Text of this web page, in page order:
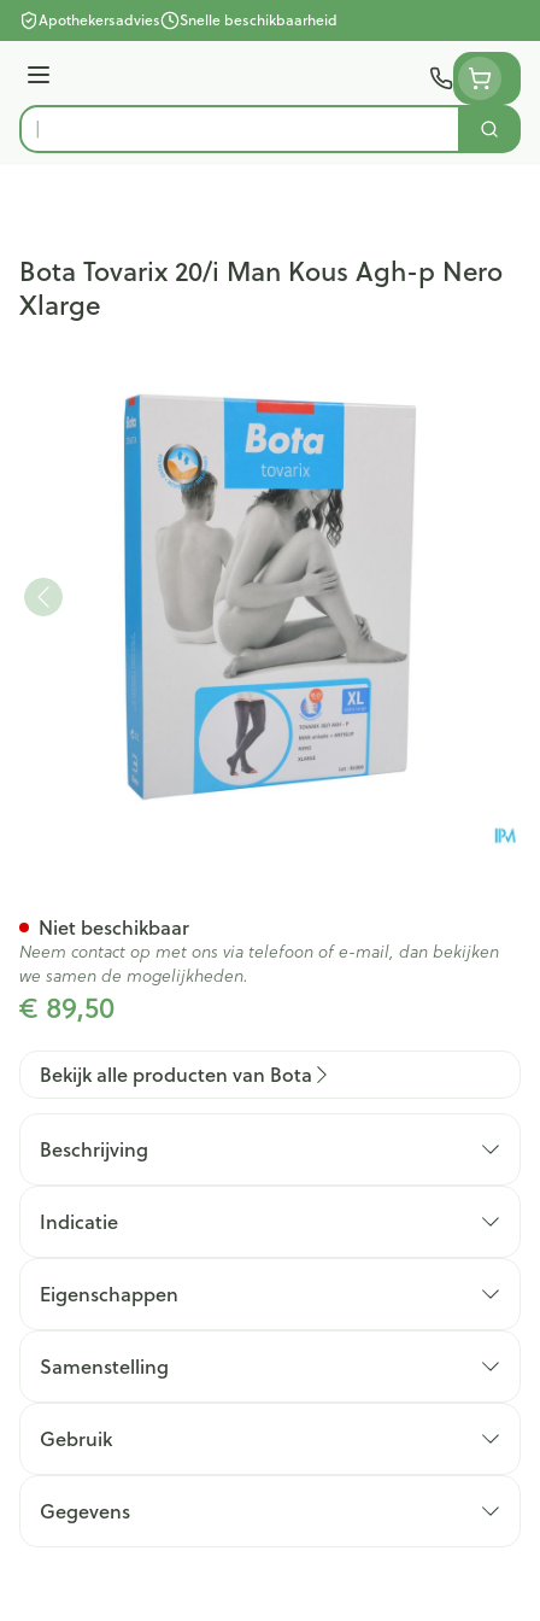
Ga naar de inhoud
Apothekersadvies Snelle beschikbaarheid
Menu
Product, merk, categorie...
Zoek
Bota Tovarix 20/i Man Kous Agh-p Nero
Xlarge
€ 89,50
Niet beschikbaar
Neem contact op met ons via telefoon of e-mail, dan bekijken
we samen de mogelijkheden.
Bekijk alle producten van Bota
Beschrijving
Indicatie
Eigenschappen
Samenstelling
Gebruik
Gegevens